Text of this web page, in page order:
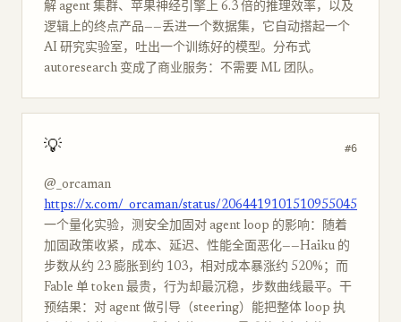
解 agent 集群、苹果神经引擎上 6.3 倍的推理效率，以及
逻辑上的终点产品——丢进一个数据集，它自动搭起一个
AI 研究实验室，吐出一个训练好的模型。分布式
autoresearch 变成了商业服务：不需要 ML 团队。
💡 #6
@_orcaman
https://x.com/_orcaman/status/2064419101510955045
一个量化实验，测安全加固对 agent loop 的影响：随着
加固政策收紧，成本、延迟、性能全面恶化——Haiku 的
步数从约 23 膨胀到约 103，相对成本暴涨约 520%；而
Fable 单 token 最贵，行为却最沉稳，步数曲线最平。干
预结果：对 agent 做引导（steering）能把整体 loop 执